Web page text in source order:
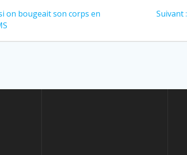
on bougeait son corps en
Suivant :